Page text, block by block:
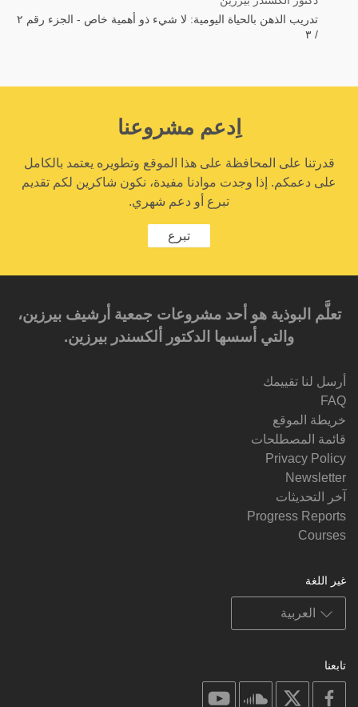
تدريب الذهن بالحياة اليومية: لا شيء ذو أهمية خاص - الجزء رقم ٢
/ ٣
اِدعم مشروعنا
قدرتنا على المحافظة على هذا الموقع وتطويره يعتمد بالكامل
على دعمكم. إذا وجدت موادنا مفيدة، نكون شاكرين لكم تقديم
تبرع أو دعم شهري.
تبرع
تعلَّم البوذية هو أحد مشروعات جمعية أرشيف بيرزين،
والتي أسسها الدكتور ألكسندر بيرزين.‎‎
أرسل لنا تقييمك
FAQ
خريطة الموقع
قائمة المصطلحات
Privacy Policy
Newsletter
آخر التحديثات
Progress Reports
Courses
غير اللغة
تابعنا
facebook
soundcloud